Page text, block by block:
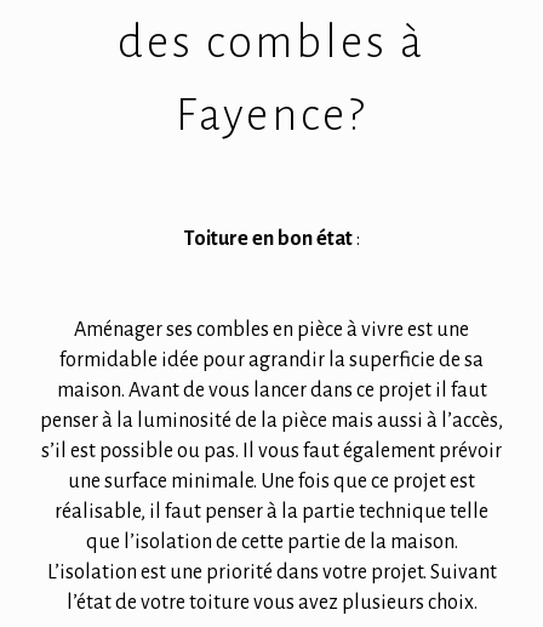
des combles à
Fayence?
Toiture en bon état:
Aménager ses combles en pièce à vivre est une
formidable idée pour agrandir la superficie de sa
maison. Avant de vous lancer dans ce projet il faut
penser à la luminosité de la pièce mais aussi à l’accès,
s’il est possible ou pas. Il vous faut également prévoir
une surface minimale. Une fois que ce projet est
réalisable, il faut penser à la partie technique telle
que l’isolation de cette partie de la maison.
L’isolation est une priorité dans votre projet. Suivant
l’état de votre toiture vous avez plusieurs choix.